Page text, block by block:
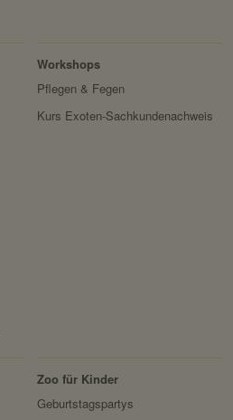
Workshops
Pflegen & Fegen
Kurs Exoten-Sachkundenachweis
Zoo für Kinder
Geburtstagspartys